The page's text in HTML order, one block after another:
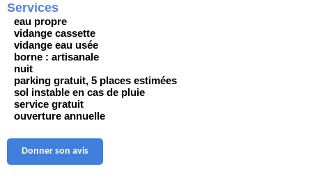
Services
eau propre
vidange cassette
vidange eau usée
borne : artisanale
nuit
parking gratuit, 5 places estimées
sol instable en cas de pluie
service gratuit
ouverture annuelle
Donner son avis